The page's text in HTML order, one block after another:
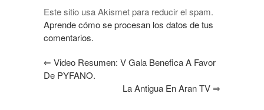
Este sitio usa Akismet para reducir el spam.
Aprende cómo se procesan los datos de tus
comentarios.
⇐ Video Resumen: V Gala Benefica A Favor
De PYFANO.
La Antigua En Aran TV⇒